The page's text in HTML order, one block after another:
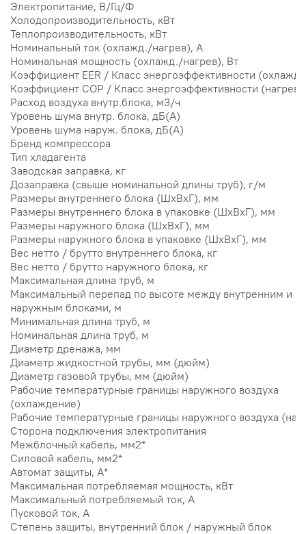
Электропитание, В/Гц/Ф
Холодопроизводительность, кВт
Теплопроизводительность, кВт
Номинальный ток (охлажд./нагрев), А
Номинальная мощность (охлажд./нагрев), Вт
Коэффициент EER / Класс энергоэффективности (охлажд)
Коэффициент COP / Класс энергоэффективности (нагрев)
Расход воздуха внутр.блока, м3/ч
Уровень шума внутр. блока, дБ(А)
Уровень шума наруж. блока, дБ(А)
Бренд компрессора
Тип хладагента
Заводская заправка, кг
Дозаправка (свыше номинальной длины труб), г/м
Размеры внутреннего блока (ШхВхГ), мм
Размеры внутреннего блока в упаковке (ШхВхГ), мм
Размеры наружного блока (ШхВхГ), мм
Размеры наружного блока в упаковке (ШхВхГ), мм
Вес нетто / брутто внутреннего блока, кг
Вес нетто / брутто наружного блока, кг
Максимальная длина труб, м
Максимальный перепад по высоте между внутренним и
наружным блоками, м
Минимальная длина труб, м
Номинальная длина труб, м
Диаметр дренажа, мм
Диаметр жидкостной трубы, мм (дюйм)
Диаметр газовой трубы, мм (дюйм)
Рабочие температурные границы наружного воздуха
(охлаждение)
Рабочие температурные границы наружного воздуха
Сторона подключения электропитания
Межблочный кабель, мм2*
Силовой кабель, мм2*
Автомат защиты, А*
Максимальная потребляемая мощность, кВт
Максимальный потребляемый ток, А
Пусковой ток, А
Степень защиты, внутренний блок / наружный блок